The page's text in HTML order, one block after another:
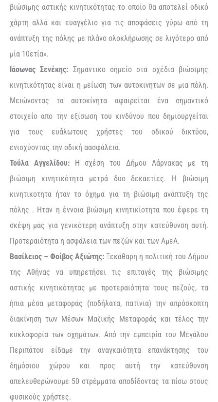
βιώσιμης αστικής κινητικότητας το οποίο θα αποτελεί οδικό
χάρτη αλλά και ευαγγέλιο για τις αποφάσεις γύρω από τη
ανάπτυξη της πόλης με πλάνο ολοκλήρωσης σε λιγότερο από
μία 10ετία».
Ιάσωνας Σενέκης: Σημαντικο σημείο στα σχέδια βιώσιμης
κινητικότητας είναι η μείωση των αυτοκινητων σε μια πόλη.
Μειώνοντας τα αυτοκίνητα αφαιρείται ένα σημαντικό
στοιχείο απο την εξίσωση του κινδύνου που δημιουργείται
για τους ευάλωτους χρήστες του οδικού δικτύου,
ενισχύοντας την οδική αασφάλεια.
Τούλα Αγγελίδου: Η σχέση του Δήμου Λάρνακας με τη
βιώσιμη κινητικότητα μετρά δυο δεκαετίες. Η βιώσιμη
κινητικοτητα ήταν το όχημα για τη βιώσιμη ανάπτυξη της
πόλης . Ηταν η έννοια βιώσιμη κινητικίοτητα που έφερε τη
σκέψη μας για γενικότερη ανάπτυξη στην κατεύθυνση αυτή.
Προτεραιότητα η ασφάλεια των πεζών και των ΑμεΑ.
Βασίλειος – Φοίβος Αξιώτης: Ξεκάθαρη η πολιτική του Δήμου
της Αθήνας να υπηρετήσει τις επιταγές της βιώσιμης
αστικής κινητικότητας με προτεραιότητα τους πεζούς, τα
ήπια μέσα μεταφοράς (ποδήλατα, πατίνια) την απρόσκοπτη
διακίνηση των Μέσων Μαζικής Μεταφοράς και τέλος την
κυκλοφορία των οχημάτων. Από την εμπειρία του Μεγάλου
Περιπάτου είδαμε την αναγκαιότητα επανάκτησης του
δημόσιου χώρου και προς αυτή την κατεύθυνση
απελευθερώνουμε 50 στρέμματα αποδίδοντας τα πίσω στους
φυσικούς χρήστες.